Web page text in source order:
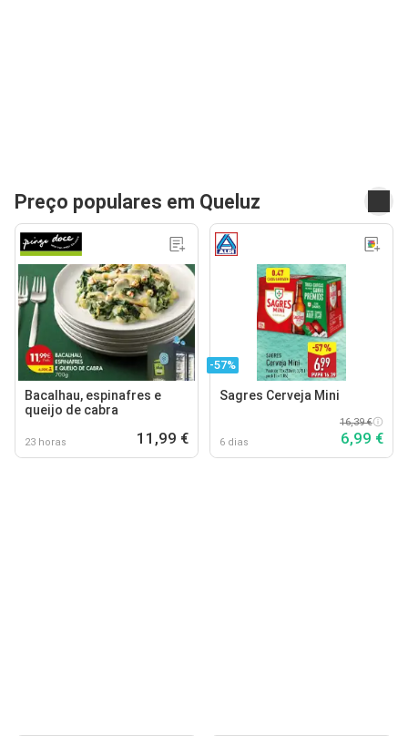
Preço populares em Queluz
Bacalhau, espinafres e
queijo de cabra
23 horas 11,99 €
-57%
Sagres Cerveja Mini
6 dias
16,39 €
6,99 €